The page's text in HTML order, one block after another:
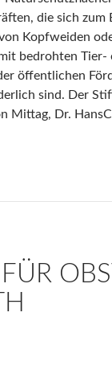
die sich zum
Kopfweiden
bedrohten Tier-
öffentlichen
sind. Der
Mittag, Dr.